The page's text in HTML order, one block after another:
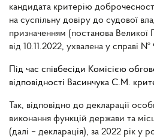
кандидата критерію
на суспільну довіру до судової
призначенням (постанова
від 10.11.2022, ухвалена у справі
Під час співбесіди Комісією
відповідності Васинчука С.М.
Так, відповідно до декларації
виконання функцій держави та
(далі – декларація), за 2022 рік у